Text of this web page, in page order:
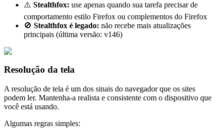
⚠️ Stealthfox: use apenas quando sua tarefa precisar de
comportamento estilo Firefox ou complementos do Firefox
🚫 Stealthfox é legado: não recebe mais atualizações
principais (última versão: v146)
Resolução da tela
A resolução de tela é um dos sinais do navegador que os sites
podem ler. Mantenha-a realista e consistente com o dispositivo que
você está usando.
Algumas regras simples: